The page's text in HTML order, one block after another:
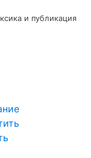
и публикация